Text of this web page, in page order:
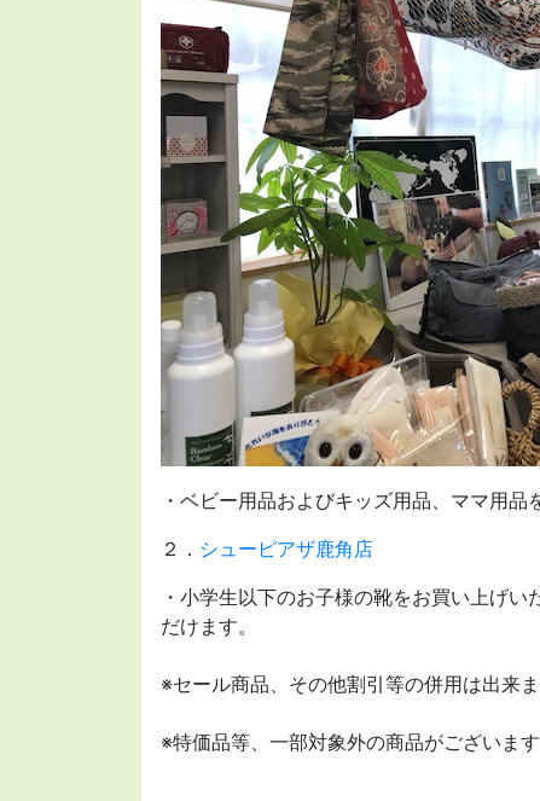
・ベビー用品およびキッズ用品、ママ用品
２． シューピアザ鹿角店
・ 小学生以下のお子様の靴をお買い上げい
だけます。
※セール商品、その他割引等の併用は出来ま
※特価品等、一部対象外の商品がございます